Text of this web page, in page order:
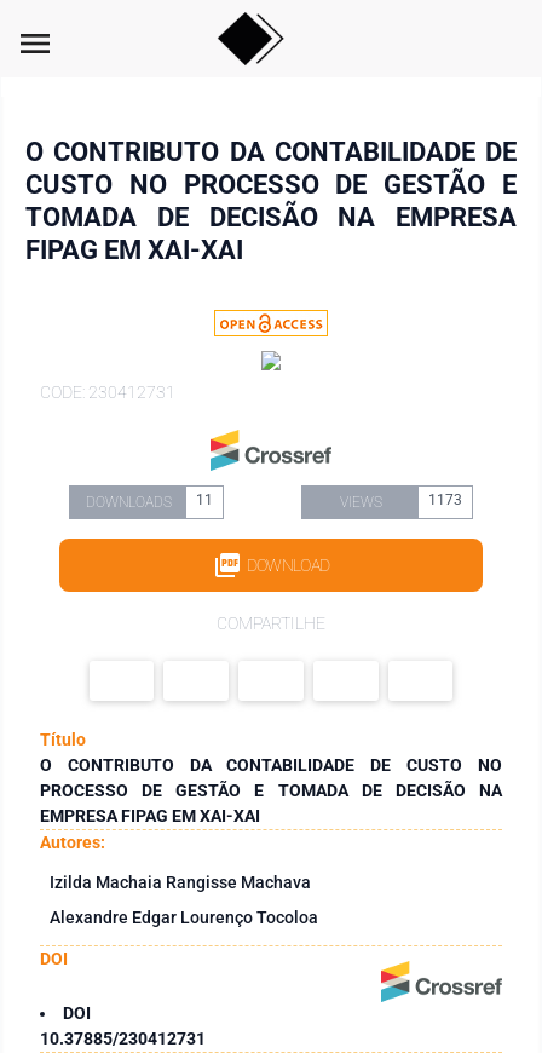
menu
O CONTRIBUTO DA CONTABILIDADE DE
CUSTO NO PROCESSO DE GESTÃO E
TOMADA DE DECISÃO NA EMPRESA
FIPAG EM XAI-XAI
CODE: 230412731
DOWNLOADS 11 VIEWS 1173
DOWNLOAD
COMPARTILHE
Título
O CONTRIBUTO DA CONTABILIDADE DE CUSTO NO
PROCESSO DE GESTÃO E TOMADA DE DECISÃO NA
EMPRESA FIPAG EM XAI-XAI
Autores:
Izilda Machaia Rangisse Machava
Alexandre Edgar Lourenço Tocoloa
DOI
DOI
10.37885/230412731